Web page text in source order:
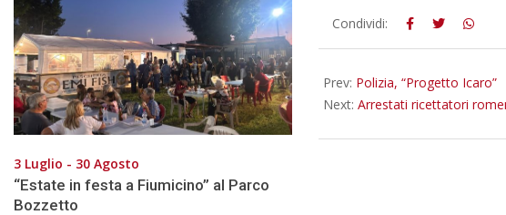
2013-
04-
Condividi:
Prev: Polizia, “Progetto Icaro”
Next: Arrestati ricettatori
3 Luglio - 30 Agosto
“Estate in festa a Fiumicino” al Parco
Bozzetto